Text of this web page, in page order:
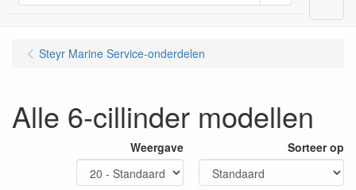
Steyr Marine Service-onderdelen
Alle 6-cillinder modellen
Weergave Sorteer op